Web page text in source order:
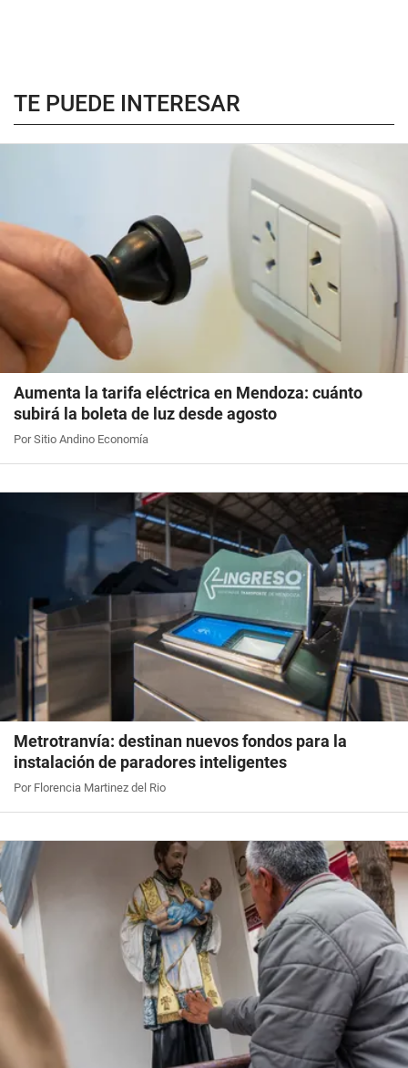
TE PUEDE INTERESAR
Aumenta la tarifa eléctrica en Mendoza: cuánto
subirá la boleta de luz desde agosto
Por Sitio Andino Economía
Metrotranvía: destinan nuevos fondos para la
instalación de paradores inteligentes
Por Florencia Martinez del Rio